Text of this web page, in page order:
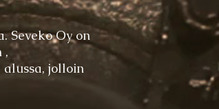
Seveko Oy on
,
alussa, jolloin